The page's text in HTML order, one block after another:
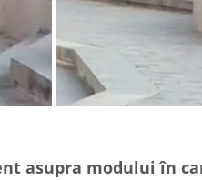
asupra modului în